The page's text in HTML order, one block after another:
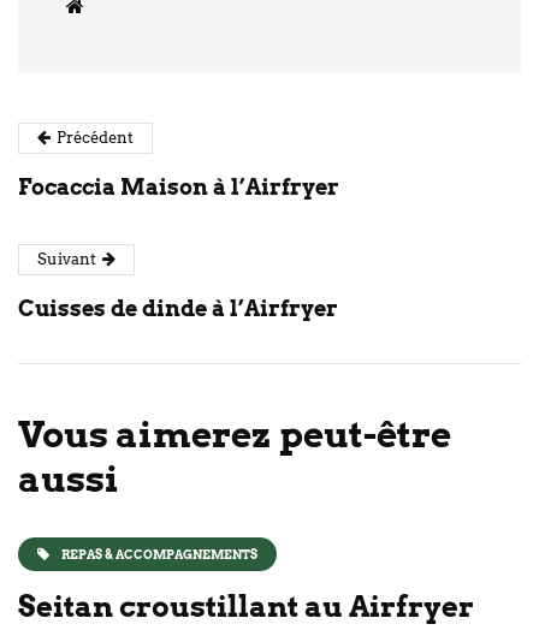
Précédent
Focaccia Maison à l’Airfryer
Suivant
Cuisses de dinde à l’Airfryer
Vous aimerez peut-être
aussi
REPAS & ACCOMPAGNEMENTS
Seitan croustillant au Airfryer